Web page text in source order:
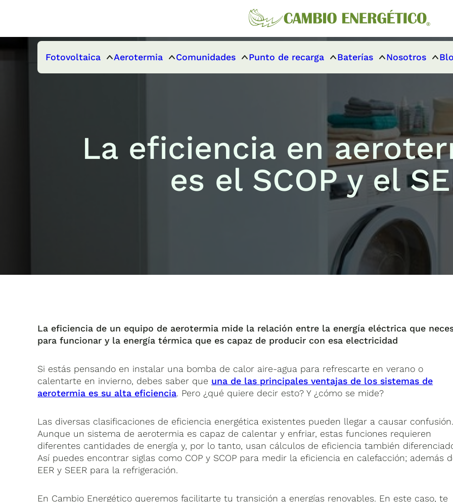
Fotovoltaica Aerotermia Comunidades Punto de recarga Baterías Nosotros
La eficiencia en
es el SCOP y el
La eficiencia de un equipo de aerotermia mide la relación entre la energía eléctrica que
para funcionar y la energía térmica que es capaz de producir con esa electricidad
Si estás pensando en instalar una bomba de calor aire-agua para refrescarte en verano o
calentarte en invierno, debes saber que una de las principales ventajas de los sistemas de
aerotermia es su alta eficiencia. Pero ¿qué quiere decir esto? Y ¿cómo se mide?
Las diversas clasificaciones de eficiencia energética existentes pueden llegar a causar confusión.
Aunque un sistema de aerotermia es capaz de calentar y enfriar, estas funciones requieren
diferentes cantidades de energía y, por lo tanto, usan cálculos de eficiencia también
Así puedes encontrar siglas como COP y SCOP para medir la eficiencia en calefacción; además
EER y SEER para la refrigeración.
En Cambio Energético queremos facilitarte tu transición a energías renovables. En este caso, te